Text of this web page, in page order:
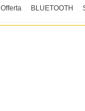
Offerta BLUETOOTH